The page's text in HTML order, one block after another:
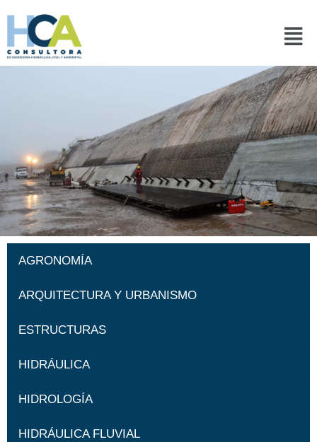
contenido
AGRONOMÍA
ARQUITECTURA Y URBANISMO
ESTRUCTURAS
HIDRÁULICA
HIDROLOGÍA
HIDRÁULICA FLUVIAL